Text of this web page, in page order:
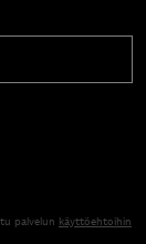
palvelun käyttöehtoihin